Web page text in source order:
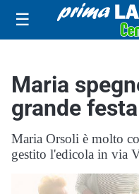
☰
Maria
grande
Maria Orsoli è molto
gestito l'edicola in via